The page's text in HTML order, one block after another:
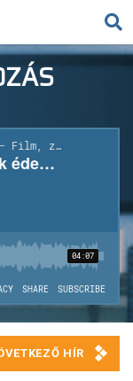
KERESÉS